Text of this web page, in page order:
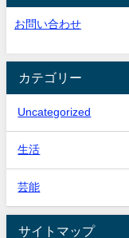
お問い合わせ
カテゴリー
Uncategorized
生活
芸能
サイトマップ